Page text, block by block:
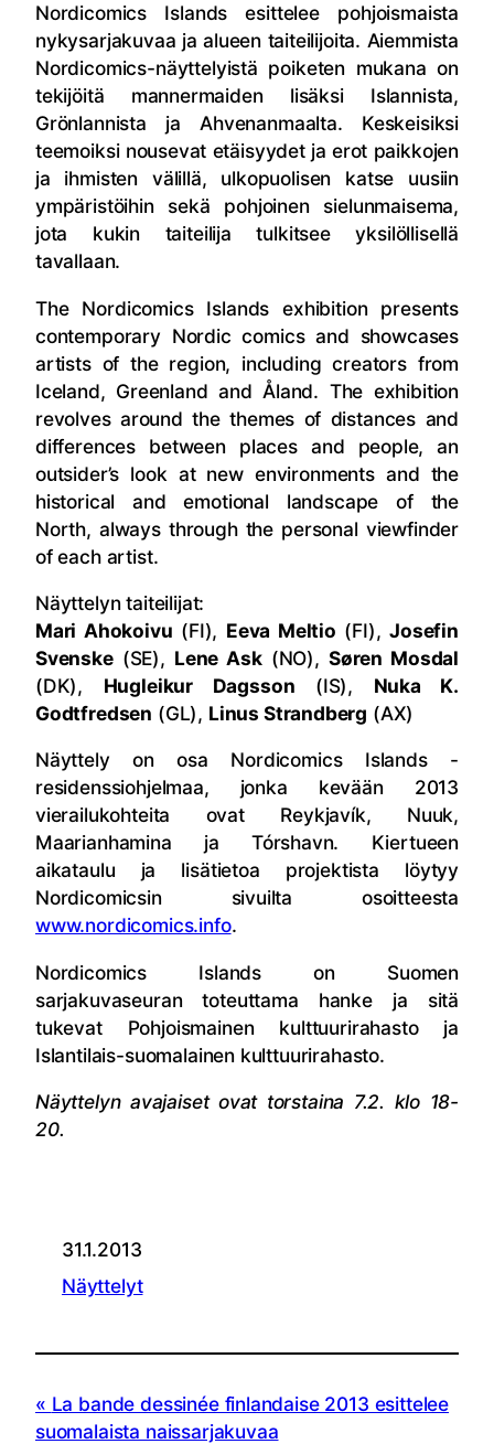
Nordicomics Islands esittelee pohjoismaista
nykysarjakuvaa ja alueen taiteilijoita. Aiemmista
Nordicomics-näyttelyistä poiketen mukana on
tekijöitä mannermaiden lisäksi Islannista,
Grönlannista ja Ahvenanmaalta. Keskeisiksi
teemoiksi nousevat etäisyydet ja erot paikkojen
ja ihmisten välillä, ulkopuolisen katse uusiin
ympäristöihin sekä pohjoinen sielunmaisema,
jota kukin taiteilija tulkitsee yksilöllisellä
tavallaan.
The Nordicomics Islands exhibition presents
contemporary Nordic comics and showcases
artists of the region, including creators from
Iceland, Greenland and Åland. The exhibition
revolves around the themes of distances and
differences between places and people, an
outsider’s look at new environments and the
historical and emotional landscape of the
North, always through the personal viewfinder
of each artist.
Näyttelyn taiteilijat:
Mari Ahokoivu (FI), Eeva Meltio (FI),Josefin
Svenske(SE), Lene Ask(NO), Søren Mosdal
(DK), Hugleikur Dagsson (IS), Nuka K.
Godtfredsen (GL), Linus Strandberg (AX)
Näyttely on osa Nordicomics Islands -
residenssiohjelmaa, jonka kevään 2013
vierailukohteita ovat Reykjavík, Nuuk,
Maarianhamina ja Tórshavn. Kiertueen
aikataulu ja lisätietoa projektista löytyy
Nordicomicsin sivuilta osoitteesta
www.nordicomics.info.
Nordicomics Islands on Suomen
sarjakuvaseuran toteuttama hanke ja sitä
tukevat Pohjoismainen kulttuurirahasto ja
Islantilais-suomalainen kulttuurirahasto.
Näyttelyn avajaiset ovat torstaina 7.2. klo 18-
20.
31.1.2013
Näyttelyt
La bande dessinée finlandaise 2013 esittelee
suomalaista naissarjakuvaa